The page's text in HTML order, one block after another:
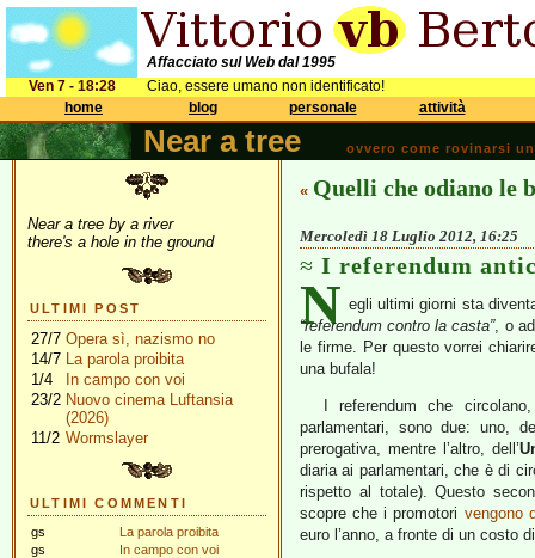
Affacciato sul Web dal 1995
Ven 7 - 18:28
Ciao, essere umano non identificato!
home
blog personale attività
Near a tree ovvero come rovinarsi
Near a tree by a river
there's a hole in the ground
ULTIMI POST
27/7 Opera sì, nazismo no
14/7 La parola proibita
1/4
In campo con voi
23/2 Nuovo cinema Luftansia
(2026)
11/2 Wormslayer
ULTIMI COMMENTI
gs
La parola proibita
gs
In campo con voi
« Quelli che odiano le
Mercoledì 18 Luglio 2012, 16:25
I referendum
N egli ultimi giorni sta
“referendum contro la casta”, o
le firme. Per questo vorrei
una bufala!
I referendum che
parlamentari, sono due: uno,
prerogativa, mentre l’altro, dell’
diaria ai parlamentari, che è di
rispetto al totale). Questo
scopre che i promotori vengono
euro l’anno, a fronte di un costo